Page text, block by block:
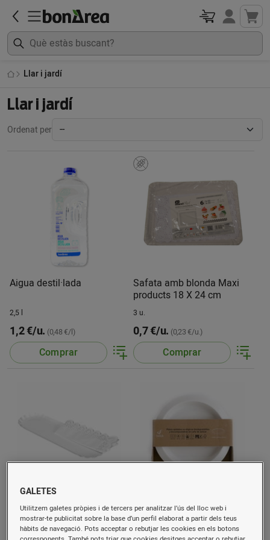
Llar i jardí
Llar i jardí
Ordenat per
Aigua destil·lada
2,5 l
1,2 €/u. (0,48 €/l)
Comprar
Safata amb blonda Maxi
products 18 X 24 cm
3 u.
0,7 €/u. (0,23 €/u.)
Comprar
rectangular braç 10x36
3008
2 u. 12 u.
GALETES
Utilitzem galetes pròpies i de tercers per analitzar l’ús del lloc web i
mostrar-te publicitat sobre la base d’un perfil elaborat a partir dels teus
hàbits de navegació. Pots acceptar o rebutjar les cookies en els botons